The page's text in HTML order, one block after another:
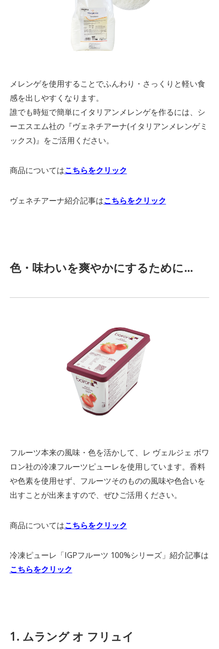
メレンゲを使用することでふんわり・さっくりと軽い食
感を出しやすくなります。
誰でも時短で簡単にイタリアンメレンゲを作るには、シ
ーエスエム社の『ヴェネチアーナ(イタリアンメレンゲミ
ックス)』をご活用ください。
商品についてはこちらをクリック
ヴェネチアーナ紹介記事はこちらをクリック
色・味わいを爽やかにするために…
フルーツ本来の風味・色を活かして、レ ヴェルジェ ボワ
ロン社の冷凍フルーツピューレを使用しています。香料
や色素を使用せず、フルーツそのものの風味や色合いを
出すことが出来ますので、ぜひご活用ください。
商品についてはこちらをクリック
冷凍ピューレ「IGPフルーツ 100%シリーズ」紹介記事は
こちらをクリック
1. ムラング オ フリュイ